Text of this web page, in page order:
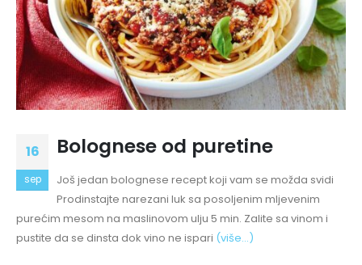
16
sep
Bolognese od puretine
Još jedan bolognese recept koji vam se možda svidi
Prodinstajte narezani luk sa posoljenim mljevenim
purećim mesom na maslinovom ulju 5 min. Zalite sa vinom i
pustite da se dinsta dok vino ne ispari (više…)